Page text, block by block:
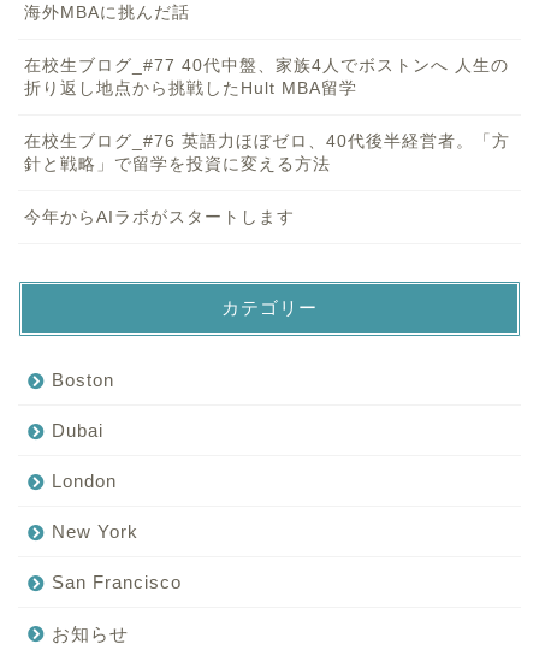
海外MBAに挑んだ話
在校生ブログ_#77 40代中盤、家族4人でボストンへ 人生の
折り返し地点から挑戦したHult MBA留学
在校生ブログ_#76 英語力ほぼゼロ、40代後半経営者。「方
針と戦略」で留学を投資に変える方法
今年からAIラボがスタートします
カテゴリー
Boston
Dubai
London
New York
San Francisco
お知らせ